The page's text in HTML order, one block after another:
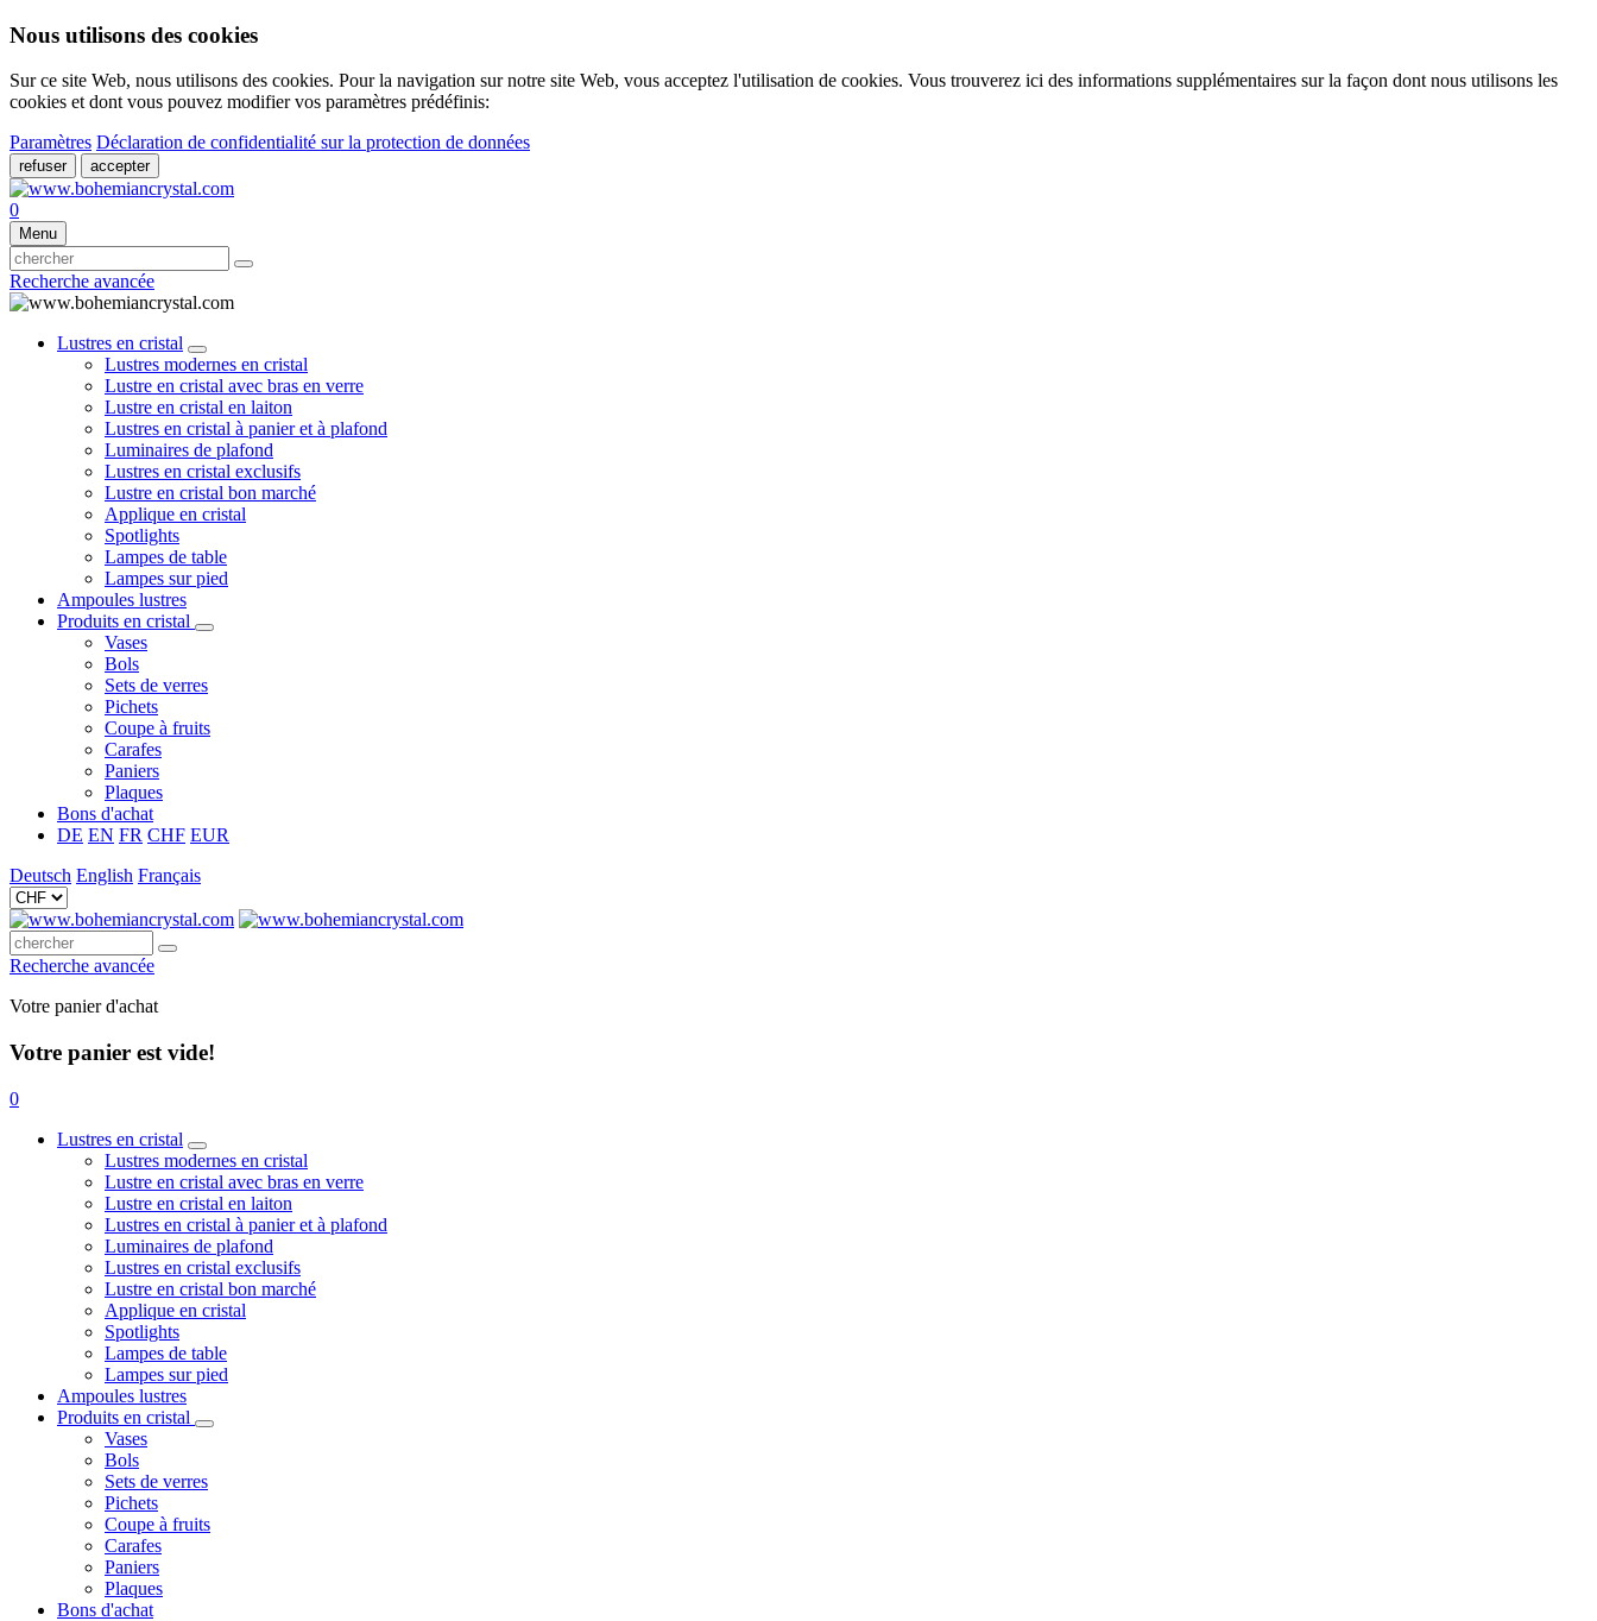
Nous utilisons des cookies
Sur ce site Web, nous utilisons des cookies. Pour la navigation sur notre site Web, vous acceptez l'utilisation de cookies. Vous trouverez ici des informations supplémentaires sur la façon dont nous utilisons les
cookies et dont vous pouvez modifier vos paramètres prédéfinis:
Paramètres Déclaration de confidentialité sur la protection de données
refuser accepter
0
Menu
Recherche avancée
Lustres en cristal
Lustres modernes en cristal
Lustre en cristal avec bras en verre
Lustre en cristal en laiton
Lustres en cristal à panier et à plafond
Luminaires de plafond
Lustres en cristal exclusifs
Lustre en cristal bon marché
Applique en cristal
Spotlights
Lampes de table
Lampes sur pied
Ampoules lustres
Produits en cristal
Vases
Bols
Sets de verres
Pichets
Coupe à fruits
Carafes
Paniers
Plaques
Bons d'achat
DE EN FR CHF EUR
Deutsch English Français
Recherche avancée
Votre panier d'achat
Votre panier est vide!
0
Lustres en cristal
Lustres modernes en cristal
Lustre en cristal avec bras en verre
Lustre en cristal en laiton
Lustres en cristal à panier et à plafond
Luminaires de plafond
Lustres en cristal exclusifs
Lustre en cristal bon marché
Applique en cristal
Spotlights
Lampes de table
Lampes sur pied
Ampoules lustres
Produits en cristal
Vases
Bols
Sets de verres
Pichets
Coupe à fruits
Carafes
Paniers
Plaques
Bons d'achat